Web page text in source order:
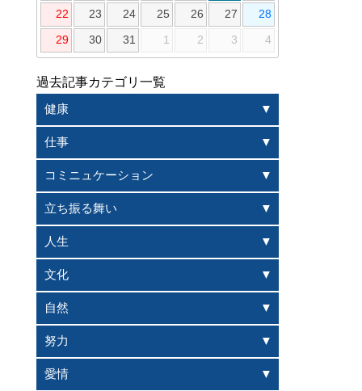
22 23 24 25 26 27 28
29 30 31 1 2 3 4
過去記事カテゴリ一覧
健康
仕事
コミニュケーション
立ち振る舞い
人生
文化
自然
努力
愛情